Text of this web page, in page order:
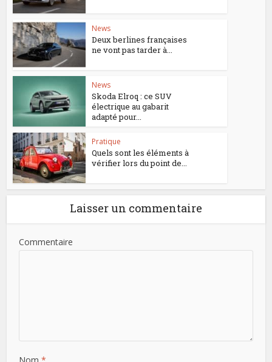
News
Deux berlines françaises
ne vont pas tarder à...
News
Skoda Elroq : ce SUV
électrique au gabarit
adapté pour...
Pratique
Quels sont les éléments à
vérifier lors du point de...
Laisser un commentaire
Commentaire
Nom*